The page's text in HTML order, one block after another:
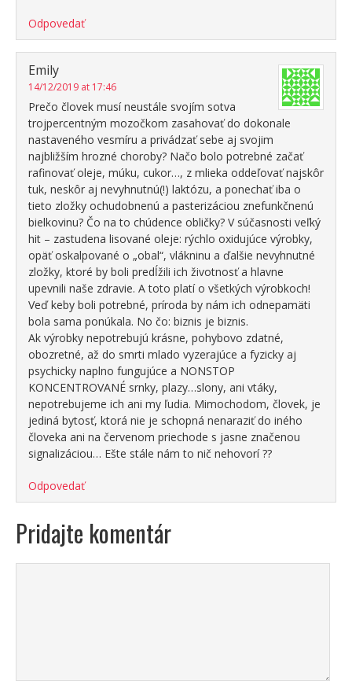
Odpovedať
Emily
14/12/2019 at 17:46
Prečo človek musí neustále svojím sotva
trojpercentným mozočkom zasahovať do dokonale
nastaveného vesmíru a privádzať sebe aj svojim
najbližším hrozné choroby? Načo bolo potrebné začať
rafinovať oleje, múku, cukor…, z mlieka oddeľovať najskôr
tuk, neskôr aj nevyhnutnú(!) laktózu, a ponechať iba o
tieto zložky ochudobnenú a pasterizáciou znefunkčnenú
bielkovinu? Čo na to chúdence obličky? V súčasnosti veľký
hit – zastudena lisované oleje: rýchlo oxidujúce výrobky,
opäť oskalpované o „obal“, vlákninu a ďalšie nevyhnutné
zložky, ktoré by boli predĺžili ich životnosť a hlavne
upevnili naše zdravie. A toto platí o všetkých výrobkoch!
Veď keby boli potrebné, príroda by nám ich odnepamäti
bola sama ponúkala. No čo: biznis je biznis.
Ak výrobky nepotrebujú krásne, pohybovo zdatné,
obozretné, až do smrti mlado vyzerajúce a fyzicky aj
psychicky naplno fungujúce a NONSTOP
KONCENTROVANÉ srnky, plazy…slony, ani vtáky,
nepotrebujeme ich ani my ľudia. Mimochodom, človek, je
jediná bytosť, ktorá nie je schopná nenaraziť do iného
človeka ani na červenom priechode s jasne značenou
signalizáciou… Ešte stále nám to nič nehovorí ??
Odpovedať
Pridajte komentár